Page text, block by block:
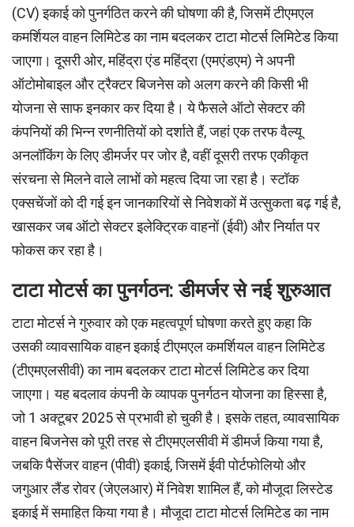
(CV) इकाई को पुनर्गठित करने की घोषणा की है, जिसमें टीएमएल
कमर्शियल वाहन लिमिटेड का नाम बदलकर टाटा मोटर्स लिमिटेड किया
जाएगा। दूसरी ओर, महिंद्रा एंड महिंद्रा (एमएंडएम) ने अपनी
ऑटोमोबाइल और ट्रैक्टर बिजनेस को अलग करने की किसी भी
योजना से साफ इनकार कर दिया है। ये फैसले ऑटो सेक्टर की
कंपनियों की भिन्न रणनीतियों को दर्शाते हैं, जहां एक तरफ वैल्यू
अनलॉकिंग के लिए डीमर्जर पर जोर है, वहीं दूसरी तरफ एकीकृत
संरचना से मिलने वाले लाभों को महत्व दिया जा रहा है। स्टॉक
एक्सचेंजों को दी गई इन जानकारियों से निवेशकों में उत्सुकता बढ़ गई है,
खासकर जब ऑटो सेक्टर इलेक्ट्रिक वाहनों (ईवी) और निर्यात पर
फोकस कर रहा है।
टाटा मोटर्स का पुनर्गठन: डीमर्जर से नई शुरुआत
टाटा मोटर्स ने गुरुवार को एक महत्वपूर्ण घोषणा करते हुए कहा कि
उसकी व्यावसायिक वाहन इकाई टीएमएल कमर्शियल वाहन लिमिटेड
(टीएमएलसीवी) का नाम बदलकर टाटा मोटर्स लिमिटेड कर दिया
जाएगा। यह बदलाव कंपनी के व्यापक पुनर्गठन योजना का हिस्सा है,
जो 1 अक्टूबर 2025 से प्रभावी हो चुकी है। इसके तहत, व्यावसायिक
वाहन बिजनेस को पूरी तरह से टीएमएलसीवी में डीमर्ज किया गया है,
जबकि पैसेंजर वाहन (पीवी) इकाई, जिसमें ईवी पोर्टफोलियो और
जगुआर लैंड रोवर (जेएलआर) में निवेश शामिल हैं, को मौजूदा लिस्टेड
इकाई में समाहित किया गया है। मौजूदा टाटा मोटर्स लिमिटेड का नाम